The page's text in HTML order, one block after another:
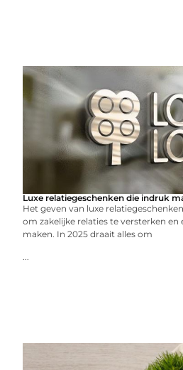
Luxe relatiegeschenken die indruk
Het geven van luxe
om zakelijke relaties te versterken
maken. In 2025 draait alles om
...